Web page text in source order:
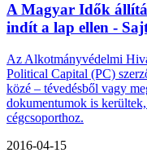
A Magyar Idők
indít a lap ellen -
Az Alkotmányvédelmi
Political Capital (PC)
közé – tévedésből vagy
dokumentumok is
cégcsoporthoz.
2016-04-15